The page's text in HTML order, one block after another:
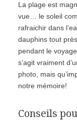
La plage est
vue… le soleil
rafraichir dans
dauphins tout
pendant le
s’agit vraiment
photo, mais
notre mémoire!
Conseils